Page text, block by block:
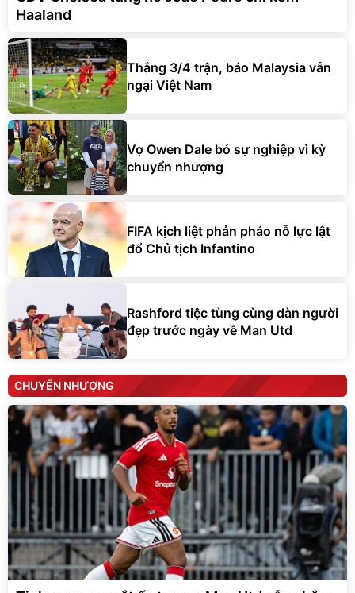
Haaland
Thắng 3/4 trận, báo Malaysia vẫn
ngại Việt Nam
Vợ Owen Dale bỏ sự nghiệp vì kỳ
chuyển nhượng
FIFA kịch liệt phản pháo nỗ lực lật
đổ Chủ tịch Infantino
Rashford tiệc tùng cùng dàn người
đẹp trước ngày về Man Utd
CHUYỂN NHƯỢNG